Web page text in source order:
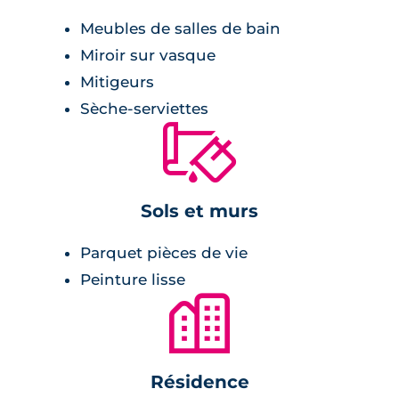
carrelage,
meuble vasque avec miroir et appliques
lumineuses,
faïence assortie,
radiateur sèche-serviette.
revêtement stratifié,
placards.
Le complexe immobilier est entièrement
Meubles de salles de bain
Miroir sur vasque
Mitigeurs
Sèche-serviettes
🔨
Sols et murs
Parquet pièces de vie
Peinture lisse
🏙
Résidence